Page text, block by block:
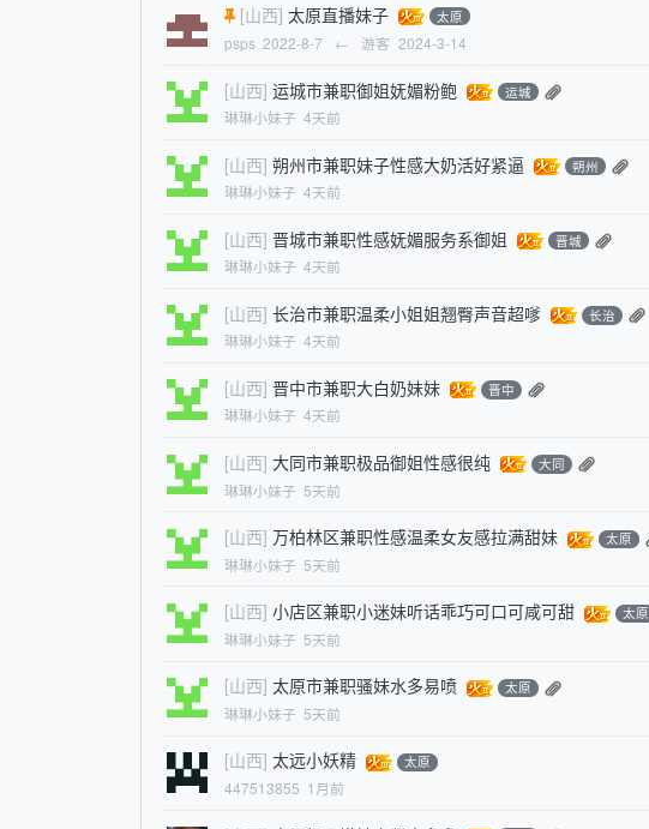
[山西] 太原直播妹子 太原
psps 2022-8-7 ← 游客 2024-3-14
[山西] 运城市兼职御姐妩媚粉鲍 运城
琳琳小妹子 4天前
[山西] 朔州市兼职妹子性感大奶活好紧逼 朔州
琳琳小妹子 4天前
[山西] 晋城市兼职性感妩媚服务系御姐 晋城
琳琳小妹子 4天前
[山西] 长治市兼职温柔小姐姐翘臀声音超嗲 长治
琳琳小妹子 4天前
[山西] 晋中市兼职大白奶妹妹 晋中
琳琳小妹子 4天前
[山西] 大同市兼职极品御姐性感很纯 大同
琳琳小妹子 5天前
[山西] 万柏林区兼职性感温柔女友感拉满甜妹 太原
琳琳小妹子 5天前
[山西] 小店区兼职小迷妹听话乖巧可口可咸可甜 太原
琳琳小妹子 5天前
[山西] 太原市兼职骚妹水多易喷 太原
琳琳小妹子 5天前
[山西] 太远小妖精 太原
447513855 1月前